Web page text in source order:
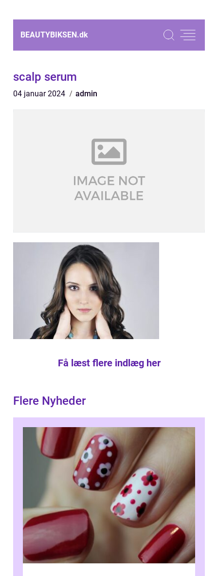
BEAUTYBIKSEN.dk
scalp serum
04 januar 2024 admin
Få læst flere indlæg her
Flere Nyheder